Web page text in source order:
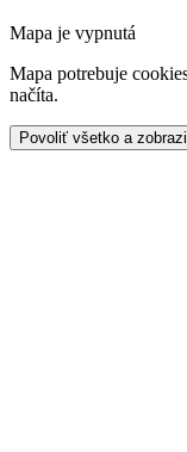
Mapa je vypnutá
Mapa potrebuje
načíta.
Povoliť všetko a